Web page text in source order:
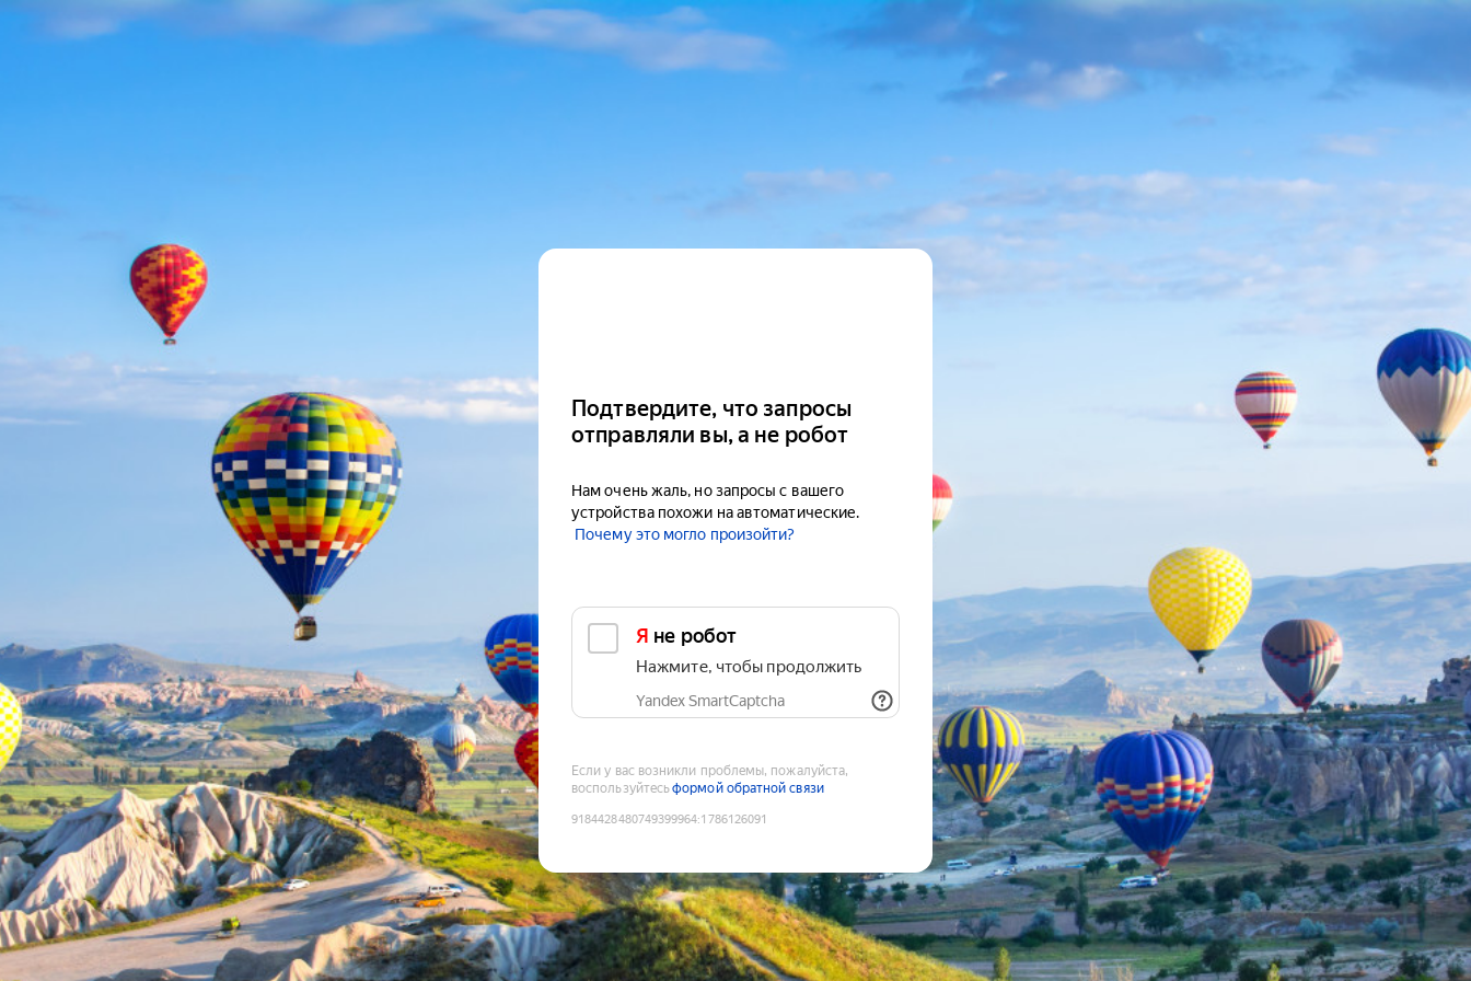
Подтвердите, что запросы
отправляли вы, а не робот
Нам очень жаль, но запросы с вашего
устройства похожи на автоматические.
Почему это могло произойти?
Я не робот
Нажмите, чтобы продолжить
Yandex SmartCaptcha
Если у вас возникли проблемы, пожалуйста,
воспользуйтесьформой обратной связи
9184428480749399964:1786126091